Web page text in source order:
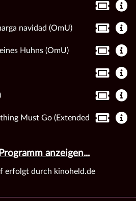
navidad (OmU)
Huhns (OmU)
Must Go (Extended
anzeigen...
erfolgt durch kinoheld.de